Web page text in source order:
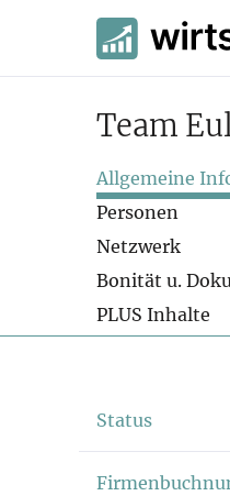
Team
Allgemeine
Personen
Netzwerk
Bonität u.
PLUS Inhalte
Status